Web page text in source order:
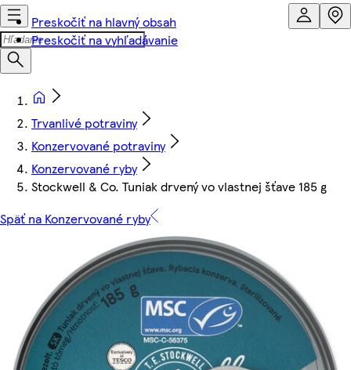
Preskočiť na hlavný obsah
Preskočiť na vyhľadávanie
Trvanlivé potraviny
Konzervované potraviny
Konzervované ryby
Stockwell & Co. Tuniak drvený vo vlastnej šťave 185 g
Späť na Konzervované ryby